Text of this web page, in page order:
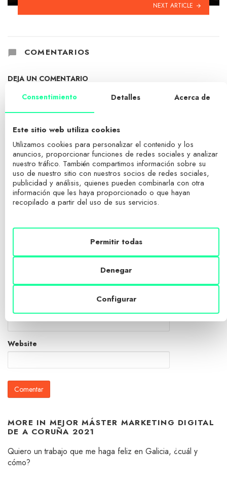
NEXT ARTICLE
COMENTARIOS
DEJA UN COMENTARIO
Social connect:
Tu dirección de correo electrónico no será publicada.
obligatorios están marcados con *
Comentario
Website
MORE IN MEJOR MÁSTER MARKETING DIGITAL
DE A CORUÑA 2021
Quiero un trabajo que me haga feliz en Galicia, ¿cuál y
cómo?
Consentimiento Detalles Acerca de
Este sitio web utiliza cookies
Utilizamos cookies para personalizar el contenido y los
anuncios, proporcionar funciones de redes sociales y analizar
nuestro tráfico. También compartimos información sobre su
uso de nuestro sitio con nuestros socios de redes sociales,
publicidad y análisis, quienes pueden combinarla con otra
información que les haya proporcionado o que hayan
recopilado a partir del uso de sus servicios.
Configurar
Denegar
Permitir todas